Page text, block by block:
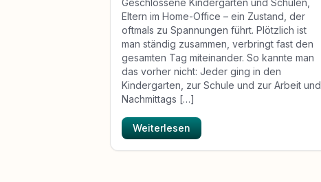
Geschlossene Kindergärten und Schulen,
Eltern im Home-Office – ein Zustand, der
oftmals zu Spannungen führt. Plötzlich ist
man ständig zusammen, verbringt fast den
gesamten Tag miteinander. So kannte man
das vorher nicht: Jeder ging in den
Kindergarten, zur Schule und zur Arbeit und
Nachmittags […]
Weiterlesen